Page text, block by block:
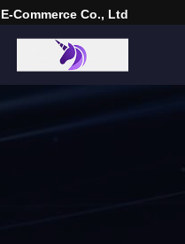
Commerce Co., Ltd.